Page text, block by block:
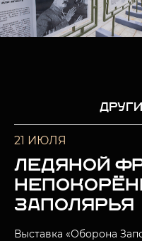
21 ИЮЛЯ
ЛЕДЯНОЙ
ЗАПОЛЯРЬЯ
Выставка «Оборона